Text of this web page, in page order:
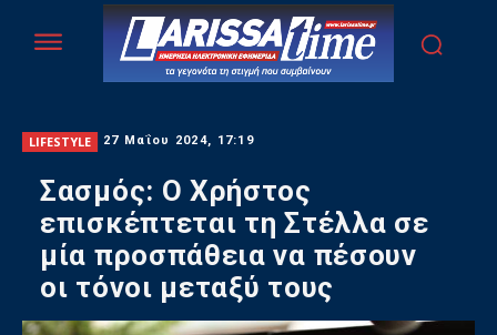
LIFESTYLE 27 Μαΐου 2024, 17:19
Σασμός: Ο Χρήστος
επισκέπτεται τη Στέλλα σε
μία προσπάθεια να πέσουν
οι τόνοι μεταξύ τους